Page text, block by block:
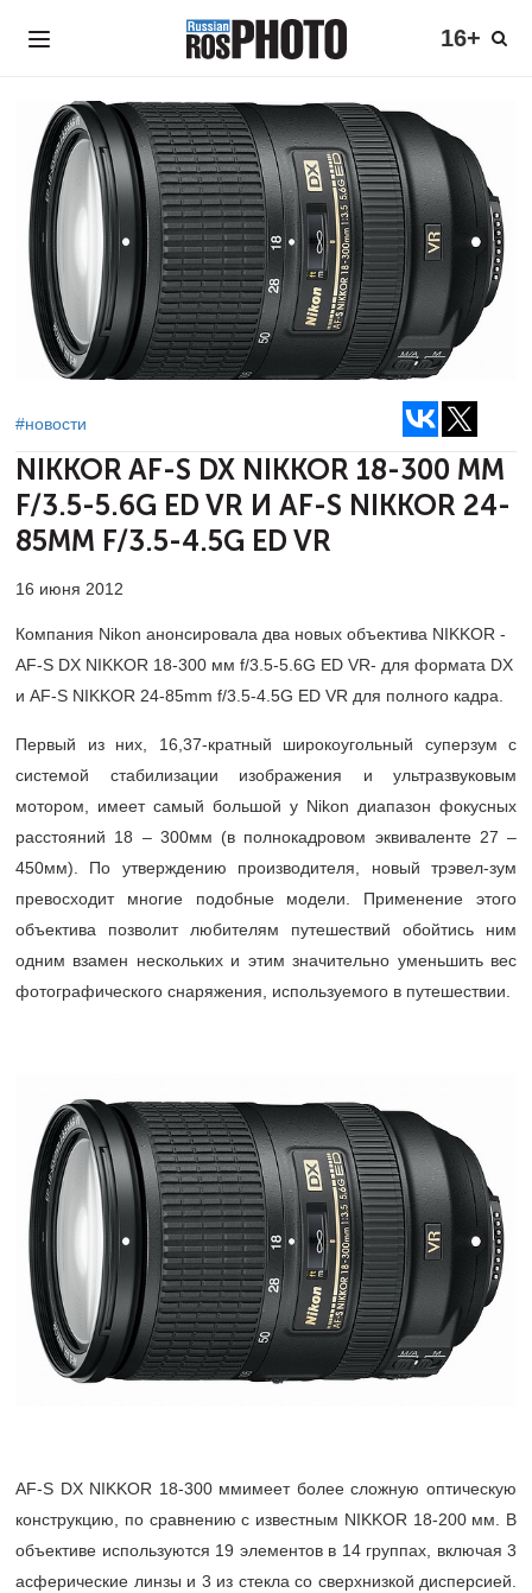
16+
#новости
NIKKOR AF-S DX NIKKOR 18-300 ММ
F/3.5-5.6G ED VR И AF-S NIKKOR 24-
85MM F/3.5-4.5G ED VR
16 июня 2012
Компания Nikon анонсировала два новых объектива NIKKOR -
AF-S DX NIKKOR 18-300 мм f/3.5-5.6G ED VR- для формата DX
и AF-S NIKKOR 24-85mm f/3.5-4.5G ED VR для полного кадра.
Первый из них, 16,37-кратный широкоугольный суперзум с
системой стабилизации изображения и ультразвуковым
мотором, имеет самый большой у Nikon диапазон фокусных
расстояний 18 – 300мм (в полнокадровом эквиваленте 27 –
450мм). По утверждению производителя, новый трэвел-зум
превосходит многие подобные модели. Применение этого
объектива позволит любителям путешествий обойтись ним
одним взамен нескольких и этим значительно уменьшить вес
фотографического снаряжения, используемого в путешествии.
AF-S DX NIKKOR 18-300 ммимеет более сложную оптическую
конструкцию, по сравнению с известным NIKKOR 18-200 мм. В
объективе используются 19 элементов в 14 группах, включая 3
асферические линзы и 3 из стекла со сверхнизкой дисперсией.